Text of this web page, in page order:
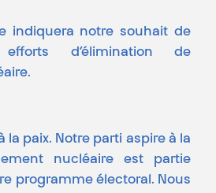
indiquera notre souhait de
d’élimination de
la paix. Notre parti aspire à la
nucléaire est partie
programme électoral. Nous